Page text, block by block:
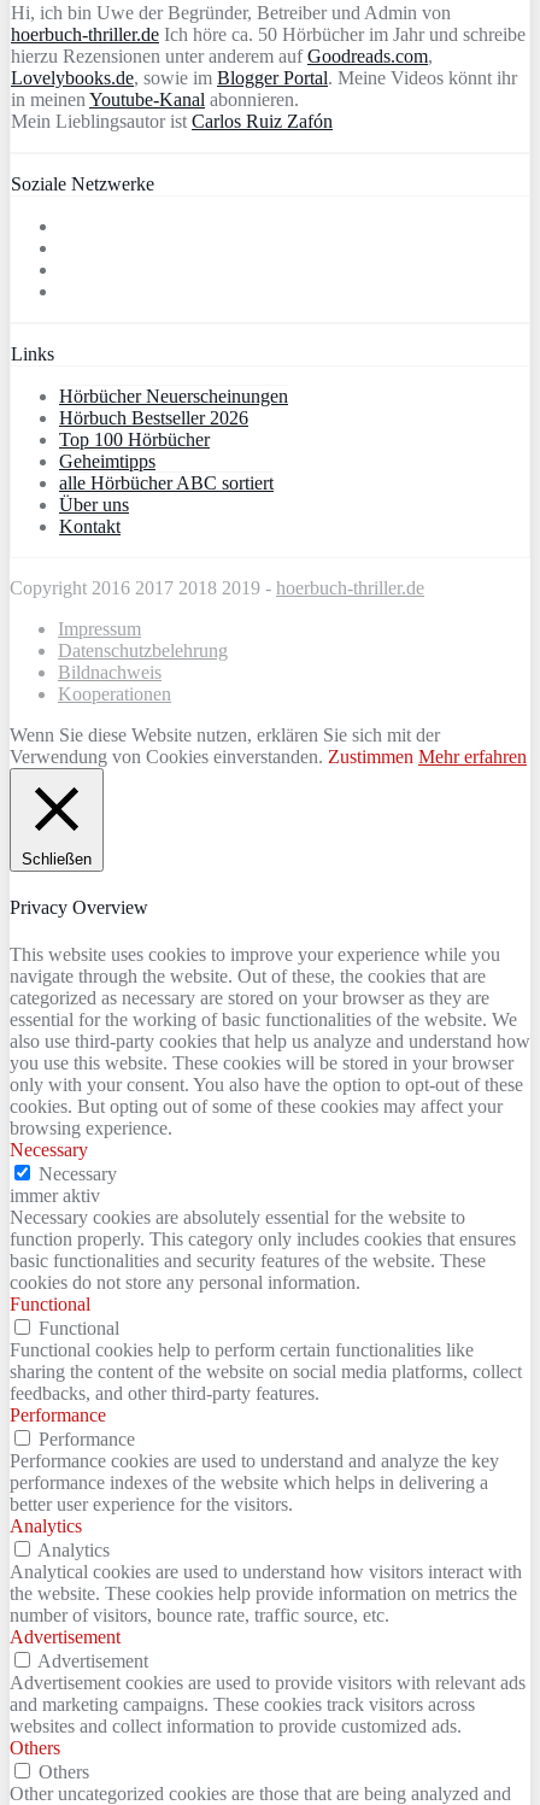
Hi, ich bin Uwe der Begründer, Betreiber und Admin von
hoerbuch-thriller.de Ich höre ca. 50 Hörbücher im Jahr und schreibe
hierzu Rezensionen unter anderem aufGoodreads.com,
Lovelybooks.de, sowie im Blogger Portal. Meine Videos könnt ihr
in meinen Youtube-Kanal abonnieren.
Mein Lieblingsautor ist Carlos Ruiz Zafón
Soziale Netzwerke
Links
Hörbücher Neuerscheinungen
Hörbuch Bestseller 2026
Top 100 Hörbücher
Geheimtipps
alle Hörbücher ABC sortiert
Über uns
Kontakt
Copyright 2016 2017 2018 2019 - hoerbuch-thriller.de
Impressum
Datenschutzbelehrung
Bildnachweis
Kooperationen
Wenn Sie diese Website nutzen, erklären Sie sich mit der
Verwendung von Cookies einverstanden. Zustimmen Mehr erfahren
Schließen
Privacy Overview
This website uses cookies to improve your experience while you
navigate through the website. Out of these, the cookies that are
categorized as necessary are stored on your browser as they are
essential for the working of basic functionalities of the website. We
also use third-party cookies that help us analyze and understand how
you use this website. These cookies will be stored in your browser
only with your consent. You also have the option to opt-out of these
cookies. But opting out of some of these cookies may affect your
browsing experience.
Necessary
Necessary
immer aktiv
Necessary cookies are absolutely essential for the website to
function properly. This category only includes cookies that ensures
basic functionalities and security features of the website. These
cookies do not store any personal information.
Functional
Functional
Functional cookies help to perform certain functionalities like
sharing the content of the website on social media platforms, collect
feedbacks, and other third-party features.
Performance
Performance
Performance cookies are used to understand and analyze the key
performance indexes of the website which helps in delivering a
better user experience for the visitors.
Analytics
Analytics
Analytical cookies are used to understand how visitors interact with
the website. These cookies help provide information on metrics the
number of visitors, bounce rate, traffic source, etc.
Advertisement
Advertisement
Advertisement cookies are used to provide visitors with relevant ads
and marketing campaigns. These cookies track visitors across
websites and collect information to provide customized ads.
Others
Others
Other uncategorized cookies are those that are being analyzed and